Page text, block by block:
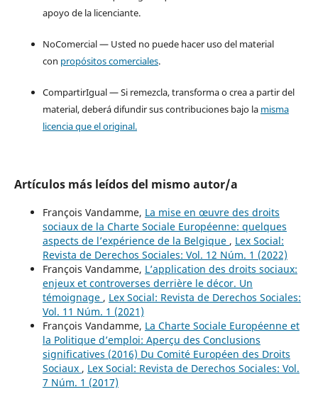
apoyo de la licenciante.
NoComercial — Usted no puede hacer uso del material
con propósitos comerciales.
CompartirIgual — Si remezcla, transforma o crea a partir del
material, deberá difundir sus contribuciones bajo la misma
licencia que el original.
Artículos más leídos del mismo autor/a
François Vandamme, La mise en œuvre des droits
sociaux de la Charte Sociale Européenne: quelques
aspects de l’expérience de la Belgique , Lex Social:
Revista de Derechos Sociales: Vol. 12 Núm. 1 (2022)
François Vandamme, L’application des droits sociaux:
enjeux et controverses derrière le décor. Un
témoignage , Lex Social: Revista de Derechos Sociales:
Vol. 11 Núm. 1 (2021)
François Vandamme, La Charte Sociale Européenne et
la Politique d’emploi: Aperçu des Conclusions
significatives (2016) Du Comité Européen des Droits
Sociaux , Lex Social: Revista de Derechos Sociales: Vol.
7 Núm. 1 (2017)